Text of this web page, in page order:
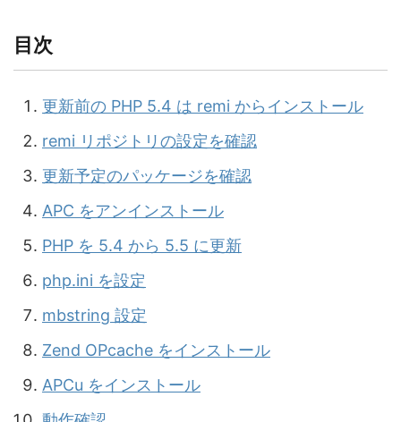
目次
更新前の PHP 5.4 は remi からインストール
remi リポジトリの設定を確認
更新予定のパッケージを確認
APC をアンインストール
PHP を 5.4 から 5.5 に更新
php.ini を設定
mbstring 設定
Zend OPcache をインストール
APCu をインストール